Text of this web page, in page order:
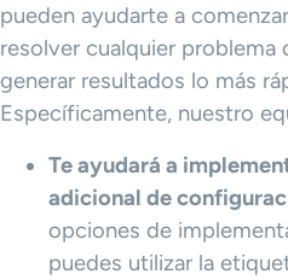
pueden ayudarte a
resolver cualquier problema
generar resultados lo más
Específicamente, nuestro
Te ayudará a
adicional de
opciones de
puedes utilizar la